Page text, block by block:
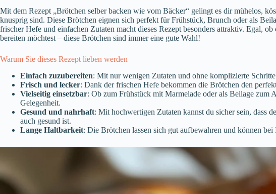
Mit dem Rezept „Brötchen selber backen wie vom Bäcker“ gelingt es dir mühelos,
knusprig sind. Diese Brötchen eignen sich perfekt für Frühstück, Brunch oder als
frischer Hefe und einfachen Zutaten macht dieses Rezept besonders attraktiv. Egal,
bereiten möchtest – diese Brötchen sind immer eine gute Wahl!
Warum Sie dieses Rezept lieben werden
Einfach zuzubereiten: Mit nur wenigen Zutaten und ohne komplizierte
Frisch und lecker: Dank der frischen Hefe bekommen die Brötchen den
Vielseitig einsetzbar: Ob zum Frühstück mit Marmelade oder als Beilage zum
Gelegenheit.
Gesund und nahrhaft: Mit hochwertigen Zutaten kannst du sicher sein, dass
auch gesund ist.
Lange Haltbarkeit: Die Brötchen lassen sich gut aufbewahren und können